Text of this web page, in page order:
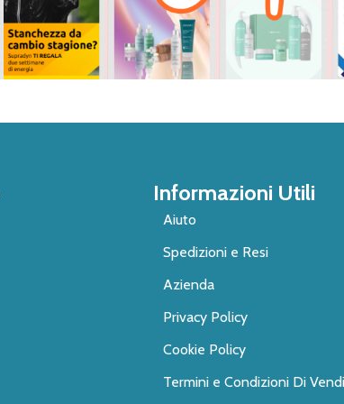
Informazioni Utili
Aiuto
Spedizioni e Resi
Azienda
Privacy Policy
Cookie Policy
Termini e Condizioni Di